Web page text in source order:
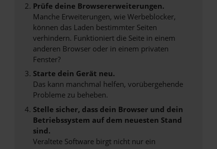
Prüfe deine Browsererweiterungen.
Manche Erweiterungen, wie Werbeblocker,
können das Laden bestimmter Seiten
verhindern. Funktioniert die Seite in einem
anderen Browser oder in einem privaten
Fenster?
Starte dein Gerät neu.
Das kann manchmal helfen, vorübergehende
Probleme zu beheben.
Stelle sicher, dass dein Browser und dein
Betriebssystem auf dem neuesten Stand
sind.
Veraltete Software birgt nicht nur ein